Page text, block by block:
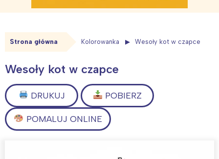
Strona główna Kolorowanka Wesoły kot w czapce
Wesoły kot w czapce
DRUKUJ POBIERZ
POMALUJ ONLINE